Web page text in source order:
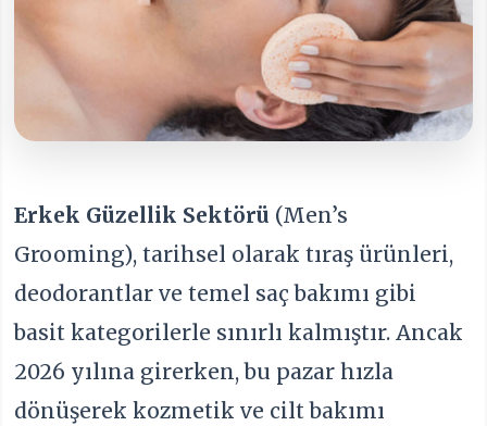
Erkek Güzellik Sektörü (Men’s
Grooming), tarihsel olarak tıraş ürünleri,
deodorantlar ve temel saç bakımı gibi
basit kategorilerle sınırlı kalmıştır. Ancak
2026 yılına girerken, bu pazar hızla
dönüşerek kozmetik ve cilt bakımı